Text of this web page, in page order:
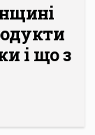
і що з